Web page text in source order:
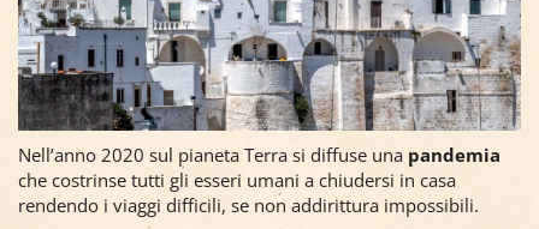
Nell’anno 2020 sul pianeta Terra si diffuse una pandemia
che costrinse tutti gli esseri umani a chiudersi in casa
rendendo i viaggi difficili, se non addirittura impossibili.